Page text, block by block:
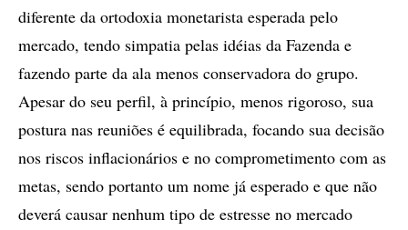
diferente da ortodoxia monetarista esperada pelo
mercado, tendo simpatia pelas idéias da Fazenda e
fazendo parte da ala menos conservadora do grupo.
Apesar do seu perfil, à princípio, menos rigoroso, sua
postura nas reuniões é equilibrada, focando sua decisão
nos riscos inflacionários e no comprometimento com as
metas, sendo portanto um nome já esperado e que não
deverá causar nenhum tipo de estresse no mercado